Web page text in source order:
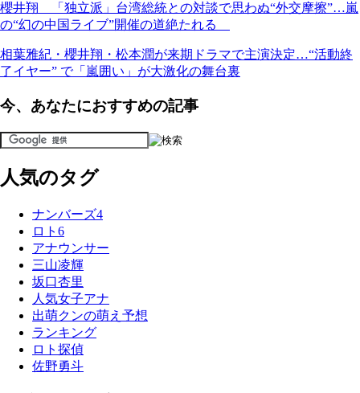
櫻井翔 「独立派」台湾総統との対談で思わぬ“外交摩擦”…嵐
の“幻の中国ライブ”開催の道絶たれる
相葉雅紀・櫻井翔・松本潤が来期ドラマで主演決定…“活動終
了イヤー” で「嵐囲い」が大激化の舞台裏
今、あなたにおすすめの記事
人気のタグ
ナンバーズ4
ロト6
アナウンサー
三山凌輝
坂口杏里
人気女子アナ
出萌クンの萌え予想
ランキング
ロト探偵
佐野勇斗